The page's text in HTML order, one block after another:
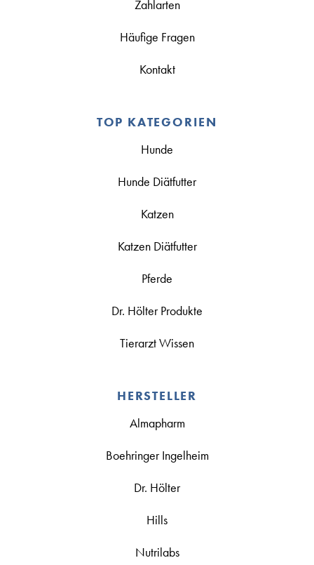
Zahlarten
Häufige Fragen
Kontakt
TOP KATEGORIEN
Hunde
Hunde Diätfutter
Katzen
Katzen Diätfutter
Pferde
Dr. Hölter Produkte
Tierarzt Wissen
HERSTELLER
Almapharm
Boehringer Ingelheim
Dr. Hölter
Hills
Nutrilabs